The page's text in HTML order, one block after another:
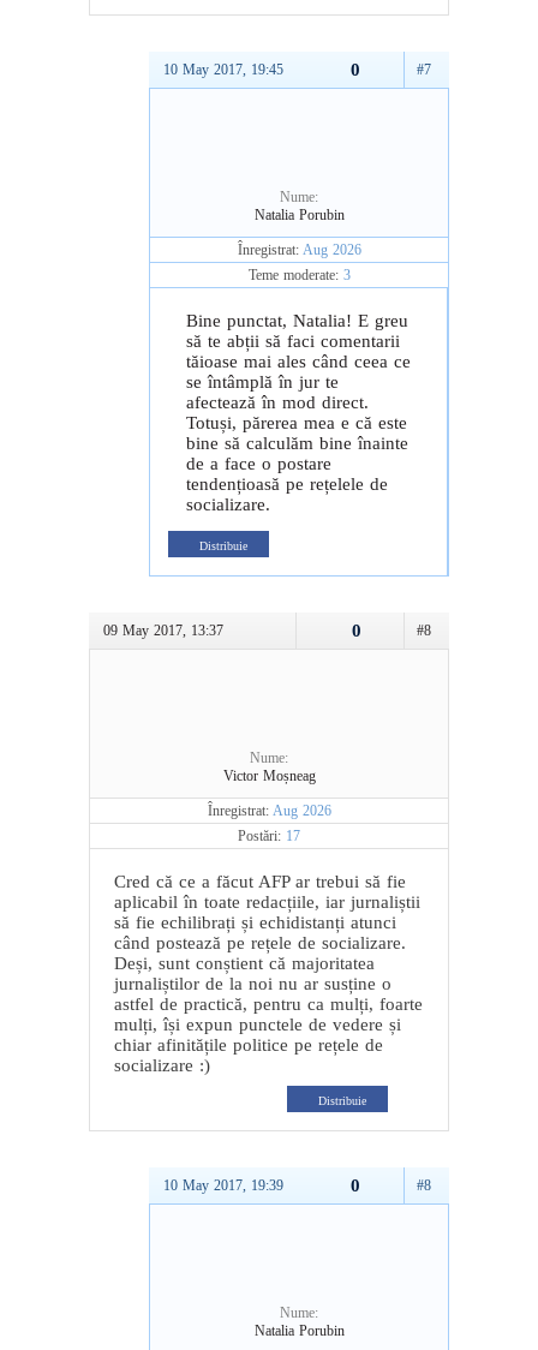
10 May 2017, 19:45 #7
0
Bine punctat, Natalia! E greu
să te abții să faci comentarii
tăioase mai ales când ceea ce
se întâmplă în jur te
afectează în mod direct.
Totuși, părerea mea e că este
bine să calculăm bine înainte
de a face o postare
tendențioasă pe rețelele de
socializare.
Distribuie
Nume:
Natalia Porubin
Înregistrat: Aug 2026
Teme moderate: 3
09 May 2017, 13:37 #8
0
Nume:
Victor Moșneag
Înregistrat: Aug 2026
Postări: 17
Cred că ce a făcut AFP ar trebui să fie
aplicabil în toate redacțiile, iar jurnaliștii
să fie echilibrați și echidistanți atunci
când postează pe rețele de socializare.
Deși, sunt conștient că majoritatea
jurnaliștilor de la noi nu ar susține o
astfel de practică, pentru ca mulți, foarte
mulți, își expun punctele de vedere și
chiar afinitățile politice pe rețele de
socializare :)
Distribuie
10 May 2017, 19:39 #8
0
Nume:
Natalia Porubin